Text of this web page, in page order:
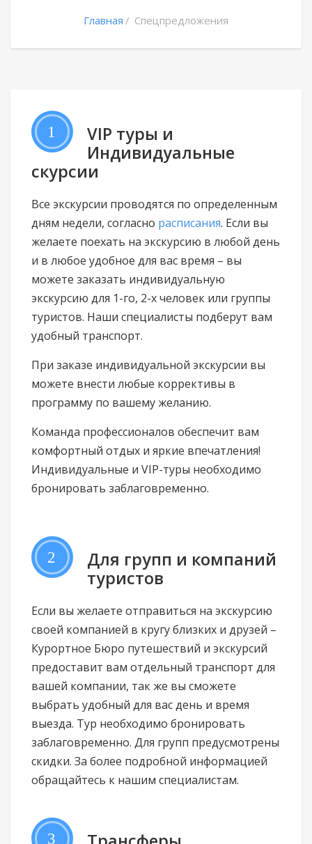
Главная Спецпредложения
1
VIP туры и
Индивидуальные
экскурсии
Все экскурсии проводятся по определенным
дням недели, согласно расписания. Если вы
желаете поехать на экскурсию в любой день
и в любое удобное для вас время – вы
можете заказать индивидуальную
экскурсию для 1-го, 2-х человек или группы
туристов. Наши специалисты подберут вам
удобный транспорт.
При заказе индивидуальной экскурсии вы
можете внести любые коррективы в
программу по вашему желанию.
Команда профессионалов обеспечит вам
комфортный отдых и яркие впечатления!
Индивидуальные и VIP-туры необходимо
бронировать заблаговременно.
2
Для групп и компаний
туристов
Если вы желаете отправиться на экскурсию
своей компанией в кругу близких и друзей –
Курортное Бюро путешествий и экскурсий
предоставит вам отдельный транспорт для
вашей компании, так же вы сможете
выбрать удобный для вас день и время
выезда. Тур необходимо бронировать
заблаговременно. Для групп предусмотрены
скидки. За более подробной информацией
обращайтесь к нашим специалистам.
3